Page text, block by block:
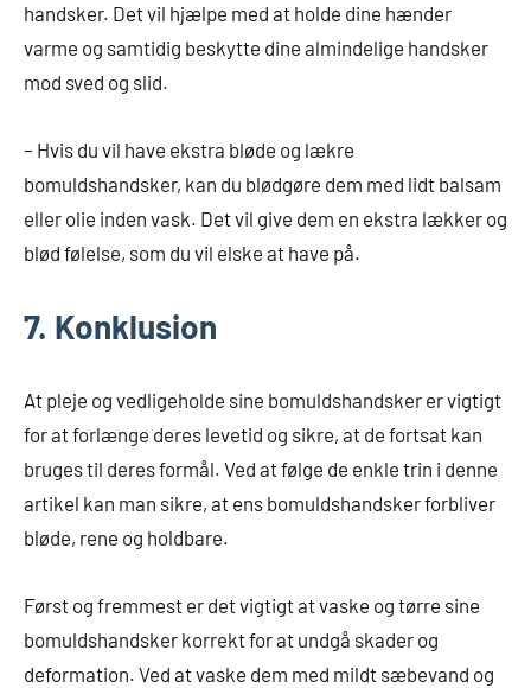
handsker. Det vil hjælpe med at holde dine hænder
varme og samtidig beskytte dine almindelige handsker
mod sved og slid.
– Hvis du vil have ekstra bløde og lækre
bomuldshandsker, kan du blødgøre dem med lidt balsam
eller olie inden vask. Det vil give dem en ekstra lækker og
blød følelse, som du vil elske at have på.
7. Konklusion
At pleje og vedligeholde sine bomuldshandsker er vigtigt
for at forlænge deres levetid og sikre, at de fortsat kan
bruges til deres formål. Ved at følge de enkle trin i denne
artikel kan man sikre, at ens bomuldshandsker forbliver
bløde, rene og holdbare.
Først og fremmest er det vigtigt at vaske og tørre sine
bomuldshandsker korrekt for at undgå skader og
deformation. Ved at vaske dem med mildt sæbevand og